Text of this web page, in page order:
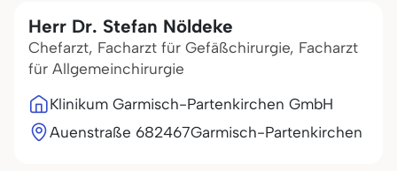
Herr Dr. Stefan Nöldeke
Chefarzt, Facharzt für Gefäßchirurgie, Facharzt
für Allgemeinchirurgie
Klinikum Garmisch-Partenkirchen GmbH
Auenstraße 682467Garmisch-Partenkirchen